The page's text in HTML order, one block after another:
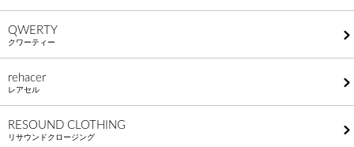
QWERTY
クワーティー
rehacer
レアセル
RESOUND CLOTHING
リサウンドクロージング